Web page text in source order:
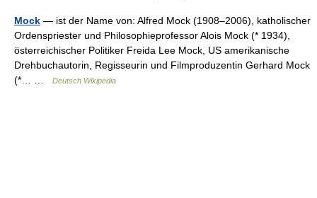
Mock — ist der Name von: Alfred Mock (1908–2006), katholischer
Ordenspriester und Philosophieprofessor Alois Mock (* 1934),
österreichischer Politiker Freida Lee Mock, US amerikanische
Drehbuchautorin, Regisseurin und Filmproduzentin Gerhard Mock
(*… …
Deutsch Wikipedia